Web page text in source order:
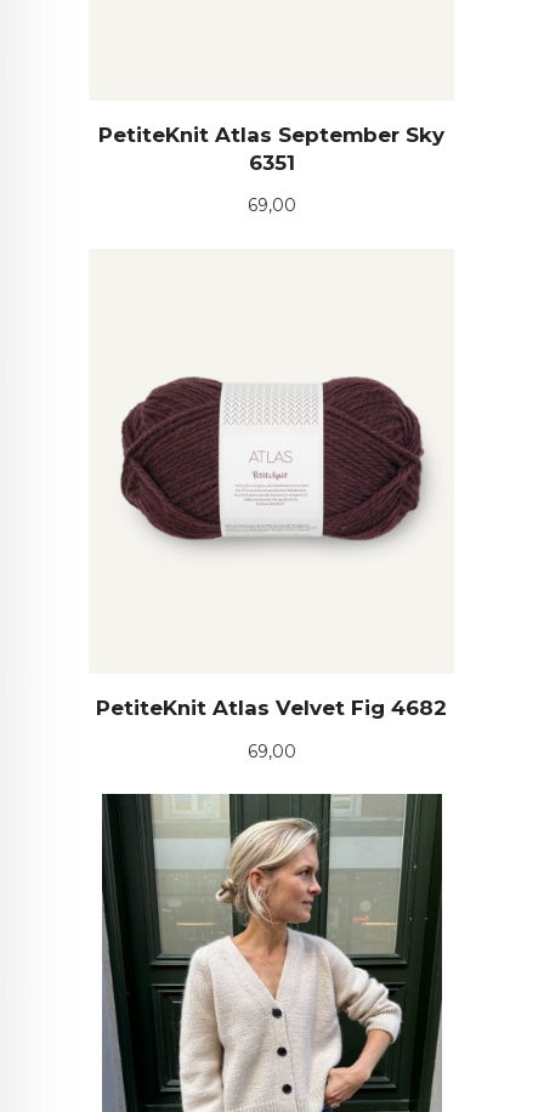
PetiteKnit Atlas September Sky
6351
Pris
69,00
PetiteKnit Atlas Velvet Fig 4682
Pris
69,00